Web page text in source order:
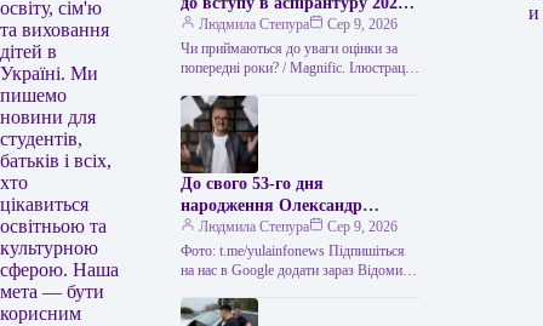
освіту, сім'ю
та виховання
дітей в
Україні. Ми
пишемо
новини для
студентів,
батьків і всіх,
хто
цікавиться
освітньою та
культурною
сферою. Наша
мета — бути
корисним
рокуЛюдмила Степура
Сер 9, 2026
Чи приймаються до уваги оцінки за
попередні роки? / Magnific. Ілюстрація
до аспірантури – чи…
До свого 53-го дня
народження Олександр
Пономарьов повідомив, що
створив пригодницьку книгу.
Людмила Степура
Сер 9, 2026
Фото: t.me/yulainfonews Підпишіться
на нас в Google додати зараз Відомий
Пономарьов створив пригодницьку
и